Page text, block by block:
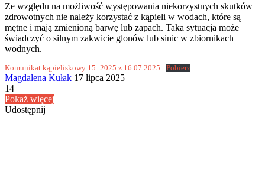
Ze względu na możliwość występowania niekorzystnych skutków
zdrowotnych nie należy korzystać z kąpieli w wodach, które są
mętne i mają zmienioną barwę lub zapach. Taka sytuacja może
świadczyć o silnym zakwicie glonów lub sinic w zbiornikach
wodnych.
Komunikat kąpieliskowy 15_2025 z 16.07.2025 Pobierz
Magdalena Kułak Send
17 lipca 2025
14
Pokaż więcej
Udostępnij